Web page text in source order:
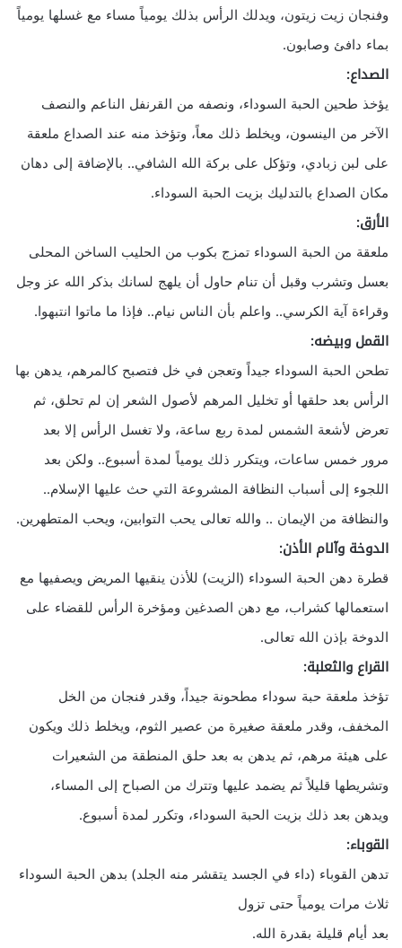
وفنجان زيت زيتون، ويدلك الرأس بذلك يومياً مساء مع غسلها يومياً
بماء دافئ وصابون.
الصداع:
يؤخذ طحين الحبة السوداء، ونصفه من القرنفل الناعم والنصف
الآخر من الينسون، ويخلط ذلك معاً، وتؤخذ منه عند الصداع ملعقة
على لبن زبادي، وتؤكل على بركة الله الشافي.. بالإضافة إلى دهان
مكان الصداع بالتدليك بزيت الحبة السوداء.
الأرق:
ملعقة من الحبة السوداء تمزج بكوب من الحليب الساخن المحلى
بعسل وتشرب وقبل أن تنام حاول أن يلهج لسانك بذكر الله عز وجل
وقراءة آية الكرسي.. واعلم بأن الناس نيام.. فإذا ما ماتوا انتبهوا.
القمل وبيضه:
تطحن الحبة السوداء جيداً وتعجن في خل فتصبح كالمرهم، يدهن بها
الرأس بعد حلقها أو تخليل المرهم لأصول الشعر إن لم تحلق، ثم
تعرض لأشعة الشمس لمدة ربع ساعة، ولا تغسل الرأس إلا بعد
مرور خمس ساعات، ويتكرر ذلك يومياً لمدة أسبوع.. ولكن بعد
اللجوء إلى أسباب النظافة المشروعة التي حث عليها الإسلام..
والنظافة من الإيمان .. والله تعالى يحب التوابين، ويحب المتطهرين.
الدوخة وآلام الأذن:
قطرة دهن الحبة السوداء (الزيت) للأذن ينقيها المريض ويصفيها مع
استعمالها كشراب، مع دهن الصدغين ومؤخرة الرأس للقضاء على
الدوخة بإذن الله تعالى.
القراع والثعلبة:
تؤخذ ملعقة حبة سوداء مطحونة جيداً، وقدر فنجان من الخل
المخفف، وقدر ملعقة صغيرة من عصير الثوم، ويخلط ذلك ويكون
على هيئة مرهم، ثم يدهن به بعد حلق المنطقة من الشعيرات
وتشريطها قليلاً ثم يضمد عليها وتترك من الصباح إلى المساء،
ويدهن بعد ذلك بزيت الحبة السوداء، وتكرر لمدة أسبوع.
القوباء:
تدهن القوباء (داء في الجسد يتقشر منه الجلد) بدهن الحبة السوداء
ثلاث مرات يومياً حتى تزول
بعد أيام قليلة بقدرة الله.